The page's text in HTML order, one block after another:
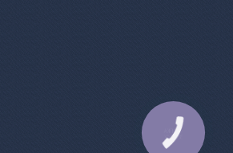
КНОПКА
ЗВ'ЯЗКУ